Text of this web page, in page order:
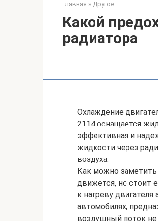
Главная » Другое
Какой
радиатора
Охлаждение
2114 оснащается
эффективная и
жидкости через
воздуха.
Как можно заметить
движется, но стоит
к нагреву двигателя
автомобилях,
воздушный поток не